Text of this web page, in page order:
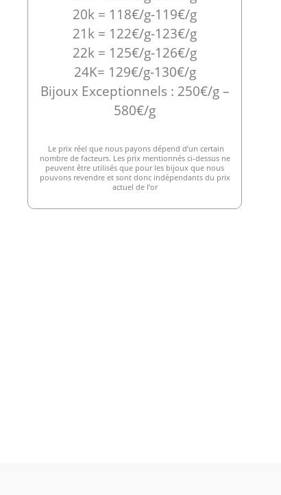
20k = 118€/g-119€/g
21k = 122€/g-123€/g
22k = 125€/g-126€/g
24K= 129€/g-130€/g
Bijoux Exceptionnels : 250€/g –
580€/g
Le prix réel que nous payons dépend d’un certain
nombre de facteurs. Les prix mentionnés ci-dessus ne
peuvent être utilisés que pour les bijoux que nous
pouvons revendre et sont donc indépendants du prix
actuel de l’or